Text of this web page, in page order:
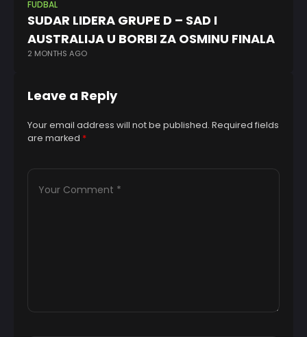
FUDBAL
SUDAR LIDERA GRUPE D – SAD I
AUSTRALIJA U BORBI ZA OSMINU FINALA
2 MONTHS AGO
Leave a Reply
Your email address will not be published. Required fields
are marked *